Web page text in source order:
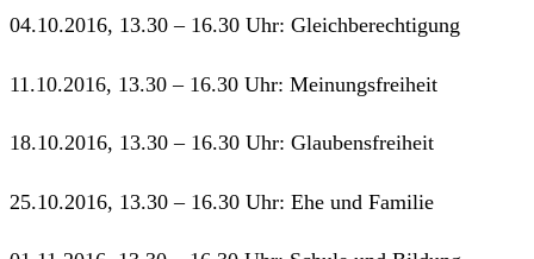
04.10.2016, 13.30 – 16.30 Uhr: Gleichberechtigung
11.10.2016, 13.30 – 16.30 Uhr: Meinungsfreiheit
18.10.2016, 13.30 – 16.30 Uhr: Glaubensfreiheit
25.10.2016, 13.30 – 16.30 Uhr: Ehe und Familie